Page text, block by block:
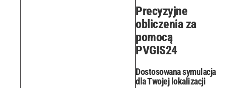
Precyzyjne
obliczenia za
pomocą
PVGIS24
Dostosowana symulacja
dla Twojej lokalizacji